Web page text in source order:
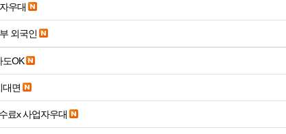
우대
외국인
도OK
대면
전국 비대면 급하신분 당일입금 수수료x 사업자우대